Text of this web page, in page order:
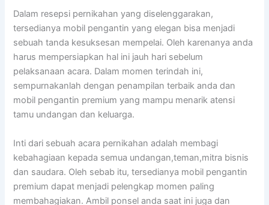
Dalam resepsi pernikahan yang diselenggarakan,
tersedianya mobil pengantin yang elegan bisa menjadi
sebuah tanda kesuksesan mempelai. Oleh karenanya anda
harus mempersiapkan hal ini jauh hari sebelum
pelaksanaan acara. Dalam momen terindah ini,
sempurnakanlah dengan penampilan terbaik anda dan
mobil pengantin premium yang mampu menarik atensi
tamu undangan dan keluarga.
Inti dari sebuah acara pernikahan adalah membagi
kebahagiaan kepada semua undangan,teman,mitra bisnis
dan saudara. Oleh sebab itu, tersedianya mobil pengantin
premium dapat menjadi pelengkap momen paling
membahagiakan. Ambil ponsel anda saat ini juga dan